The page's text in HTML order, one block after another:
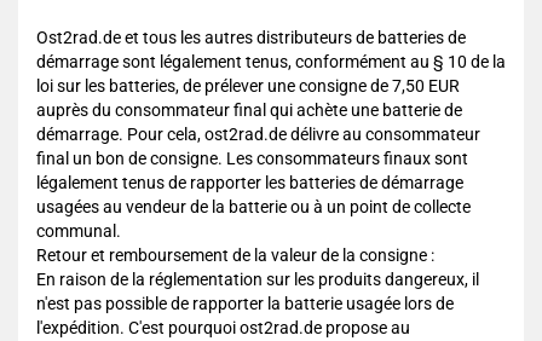
Ost2rad.de et tous les autres distributeurs de batteries de
démarrage sont légalement tenus, conformément au § 10 de la
loi sur les batteries, de prélever une consigne de 7,50 EUR
auprès du consommateur final qui achète une batterie de
démarrage. Pour cela, ost2rad.de délivre au consommateur
final un bon de consigne. Les consommateurs finaux sont
légalement tenus de rapporter les batteries de démarrage
usagées au vendeur de la batterie ou à un point de collecte
communal.
Retour et remboursement de la valeur de la consigne :
En raison de la réglementation sur les produits dangereux, il
n'est pas possible de rapporter la batterie usagée lors de
l'expédition. C'est pourquoi ost2rad.de propose au